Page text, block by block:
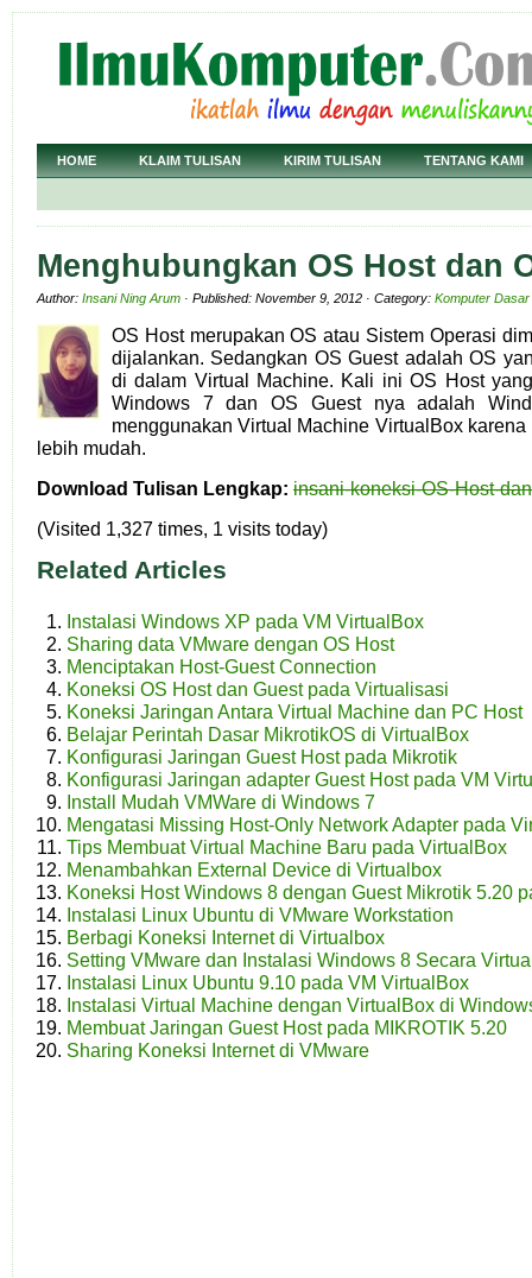
HOME KLAIM TULISAN KIRIM TULISAN TENTANG KAMI
Menghubungkan OS Host dan
Author: Insani Ning Arum · Published: November 9, 2012 · Category: Komputer Dasar
OS Host merupakan OS atau Sistem Operasi
dijalankan. Sedangkan OS Guest adalah OS
di dalam Virtual Machine. Kali ini OS Host
Windows 7 dan OS Guest nya adalah
menggunakan Virtual Machine VirtualBox
lebih mudah.
Download Tulisan Lengkap: insani-koneksi-OS-Host-
(Visited 1,327 times, 1 visits today)
Related Articles
Instalasi Windows XP pada VM VirtualBox
Sharing data VMware dengan OS Host
Menciptakan Host-Guest Connection
Koneksi OS Host dan Guest pada Virtualisasi
Koneksi Jaringan Antara Virtual Machine dan PC Host
Belajar Perintah Dasar MikrotikOS di VirtualBox
Konfigurasi Jaringan Guest Host pada Mikrotik
Konfigurasi Jaringan adapter Guest Host pada VM
Install Mudah VMWare di Windows 7
Mengatasi Missing Host-Only Network Adapter pada
Tips Membuat Virtual Machine Baru pada VirtualBox
Menambahkan External Device di Virtualbox
Koneksi Host Windows 8 dengan Guest Mikrotik 5.20
Instalasi Linux Ubuntu di VMware Workstation
Berbagi Koneksi Internet di Virtualbox
Setting VMware dan Instalasi Windows 8 Secara
Instalasi Linux Ubuntu 9.10 pada VM VirtualBox
Instalasi Virtual Machine dengan VirtualBox di
Membuat Jaringan Guest Host pada MIKROTIK 5.20
Sharing Koneksi Internet di VMware